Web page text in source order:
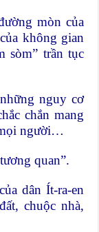
mòn của
không gian
sòm” trần tục
nguy cơ
chắn mang
người…
quan”.
dân Ít-ra-en
chuộc nhà,